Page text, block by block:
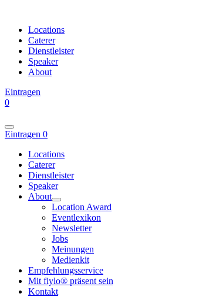
Locations
Caterer
Dienstleister
Speaker
About
Eintragen
0
Eintragen 0
Locations
Caterer
Dienstleister
Speaker
About
Location Award
Eventlexikon
Newsletter
Jobs
Meinungen
Medienkit
Empfehlungsservice
Mit fiylo® präsent sein
Kontakt